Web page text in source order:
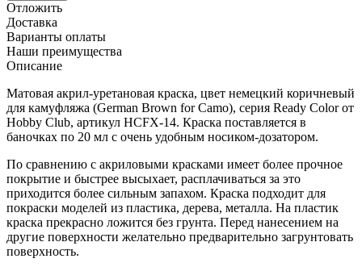
Отложить
Доставка
Варианты оплаты
Наши преимущества
Описание
Матовая акрил-уретановая краска, цвет немецкий коричневый
для камуфляжа (German Brown for Camo), серия Ready Color от
Hobby Club, артикул HCFX-14. Краска поставляется в
баночках по 20 мл с очень удобным носиком-дозатором.
По сравнению с акриловыми красками имеет более прочное
покрытие и быстрее высыхает, расплачиваться за это
приходится более сильным запахом. Краска подходит для
покраски моделей из пластика, дерева, металла. На пластик
краска прекрасно ложится без грунта. Перед нанесением на
другие поверхности желательно предварительно загрунтовать
поверхность.